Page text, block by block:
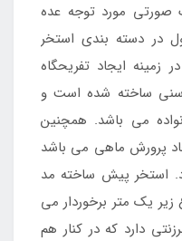
مورد توجه عده
در دسته بندی استخر
ایجاد تفریحگاه
ساخته شده است و
می باشد. همچنین
پرورش ماهی می باشد
استخر پیش ساخته مد
زیر یک متر برخوردار می
دارد که در کنار هم